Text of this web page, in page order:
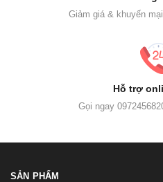
Giảm giá & khuyến
Hỗ trợ
Gọi ngay
SẢN PHẨM